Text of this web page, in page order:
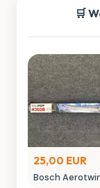
🛒
25,00 EUR
Bosch